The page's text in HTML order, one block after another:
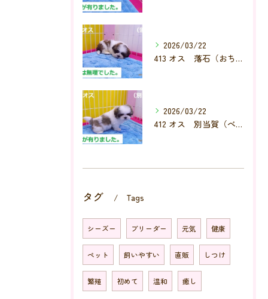
2026/03/22
413 オス 落石（おちいし）
2026/03/22
412 オス 別当賀（べっとが）
タグ Tags
シーズー ブリーダー 元気 健康
ペット 飼いやすい 直販 しつけ
繁殖 初めて 温和 癒し